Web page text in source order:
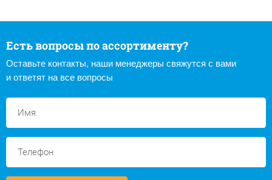
Есть вопросы по ассортименту?
Оставьте контакты, наши менеджеры свяжутся с вами
и ответят на все вопросы